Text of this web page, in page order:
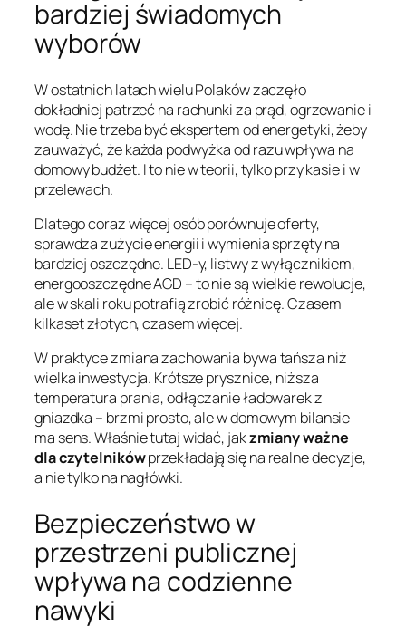
bardziej świadomych
wyborów
W ostatnich latach wielu Polaków zaczęło
dokładniej patrzeć na rachunki za prąd, ogrzewanie i
wodę. Nie trzeba być ekspertem od energetyki, żeby
zauważyć, że każda podwyżka od razu wpływa na
domowy budżet. I to nie w teorii, tylko przy kasie i w
przelewach.
Dlatego coraz więcej osób porównuje oferty,
sprawdza zużycie energii i wymienia sprzęty na
bardziej oszczędne. LED-y, listwy z wyłącznikiem,
energooszczędne AGD – to nie są wielkie rewolucje,
ale w skali roku potrafią zrobić różnicę. Czasem
kilkaset złotych, czasem więcej.
W praktyce zmiana zachowania bywa tańsza niż
wielka inwestycja. Krótsze prysznice, niższa
temperatura prania, odłączanie ładowarek z
gniazdka – brzmi prosto, ale w domowym bilansie
ma sens. Właśnie tutaj widać, jakzmiany ważne
dla czytelnikówprzekładają się na realne decyzje,
a nie tylko na nagłówki.
Bezpieczeństwo w
przestrzeni publicznej
wpływa na codzienne
nawyki